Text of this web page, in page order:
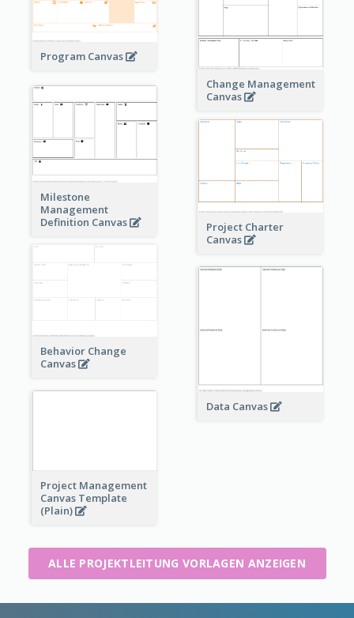
Program Canvas
Change Management
Canvas
Milestone
Management
Definition Canvas
Project Charter
Canvas
Behavior Change
Canvas
Data Canvas
Project Management
Canvas Template
(Plain)
ALLE PROJEKTLEITUNG VORLAGEN ANZEIGEN